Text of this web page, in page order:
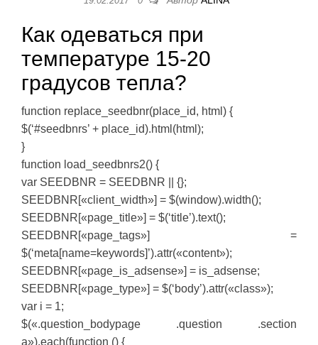
Как одеваться при
температуре 15-20
градусов тепла?
function replace_seedbnr(place_id, html) {
$(‘#seedbnrs’ + place_id).html(html);
}
function load_seedbnrs2() {
var SEEDBNR = SEEDBNR || {};
SEEDBNR[«client_width»] = $(window).width();
SEEDBNR[«page_title»] = $(‘title’).text();
SEEDBNR[«page_tags»] =
$(‘meta[name=keywords]’).attr(«content»);
SEEDBNR[«page_is_adsense»] = is_adsense;
SEEDBNR[«page_type»] = $(‘body’).attr(«class»);
var i = 1;
$(«.question_bodypage .question .section
a»).each(function () {